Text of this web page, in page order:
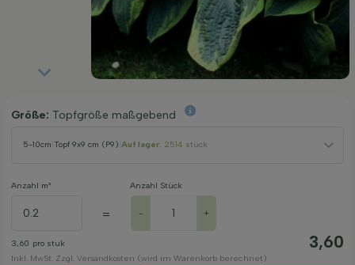
Größe: Topfgröße maßgebend
5-10cm Topf 9x9 cm (P9) Auf lager: 2514 stück
Anzahl m²
=
Anzahl Stück
- +
3,60 pro stuk 3,60
Inkl. MwSt. Zzgl. Versandkosten (wird im Warenkorb berechnet)